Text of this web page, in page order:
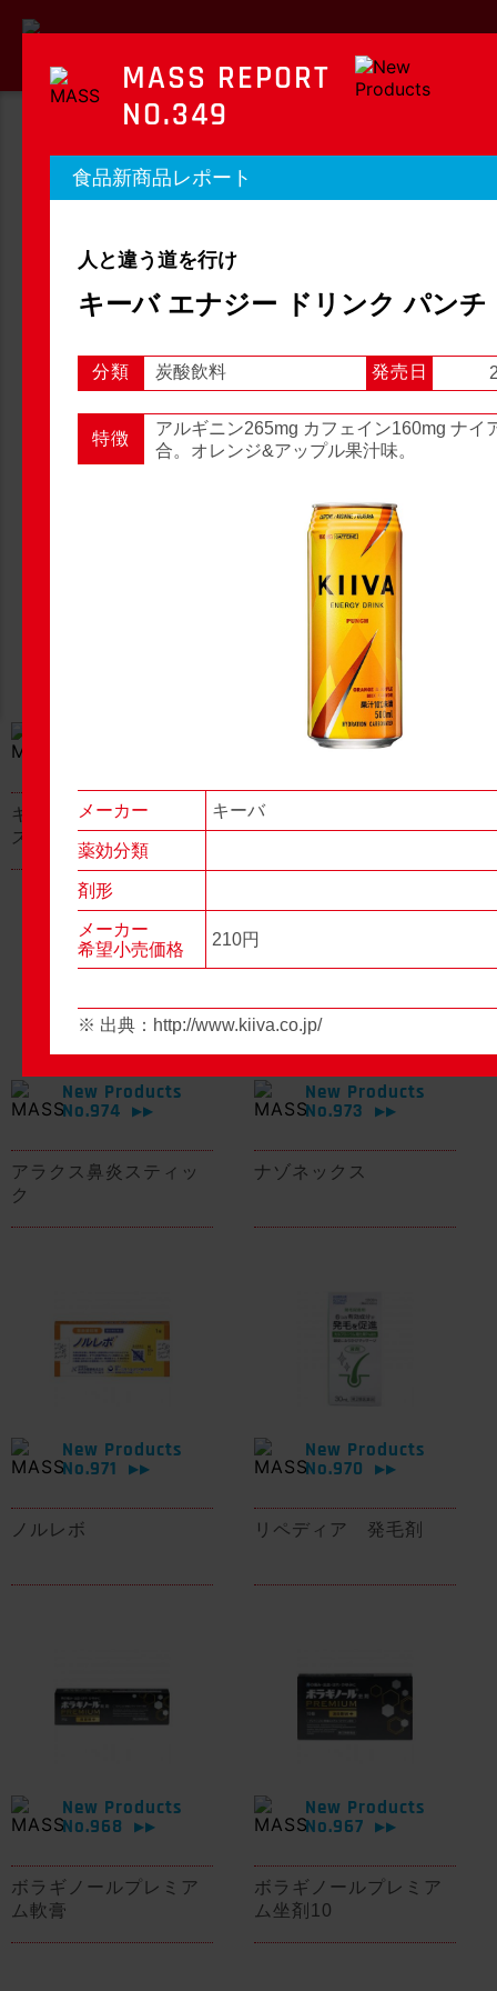
MASS REPORT
マスレポート
OTC新商品レポート
OTC新商品レポート 店頭観察
キャベジンコーワαプラ
ス顆粒
New Products
No.976
グロンサン用刃棒
New Products
No.974
▶▶
アラクス鼻炎スティッ
ク
New Products
No.973
▶▶
ナゾネックス
New Products
No.971
▶▶
ノルレボ
New Products
No.970
▶▶
リペディア 発毛剤
New Products
No.968
▶▶
ボラギノールプレミア
ム軟膏
New Products
No.967
▶▶
ボラギノールプレミア
ム坐剤10
MASS REPORT
NO.349
食品新商品レポート
人と違う道を行け
キーバ エナジー ドリンク パンチ
分類 炭酸飲料 発売日
特徴
アルギニン265mg カフェイン160mg ナイ
合。オレンジ&アップル果汁味。
メーカー キーバ
薬効分類
剤形
メーカー
希望小売価格
210円
※ 出典： http://www.kiiva.co.jp/